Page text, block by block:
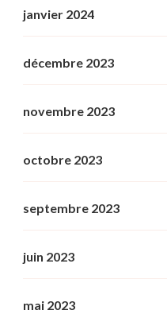
janvier 2024
décembre 2023
novembre 2023
octobre 2023
septembre 2023
juin 2023
mai 2023